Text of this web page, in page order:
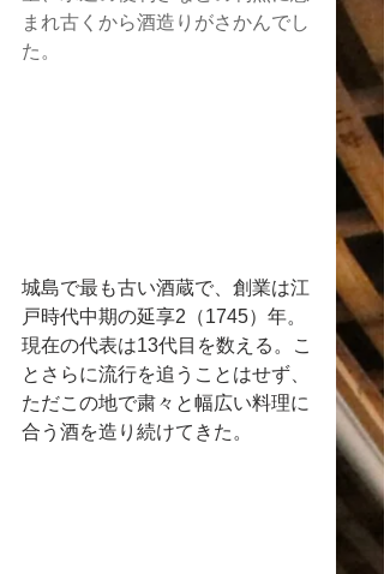
まれ古くから酒造りがさかんでし
た。
城島で最も古い酒蔵で、創業は江
戸時代中期の延享2（1745）年。
現在の代表は13代目を数える。こ
とさらに流行を追うことはせず、
ただこの地で粛々と幅広い料理に
合う酒を造り続けてきた。